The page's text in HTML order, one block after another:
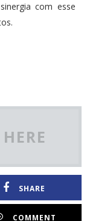
com esse
SHARE
COMMENT